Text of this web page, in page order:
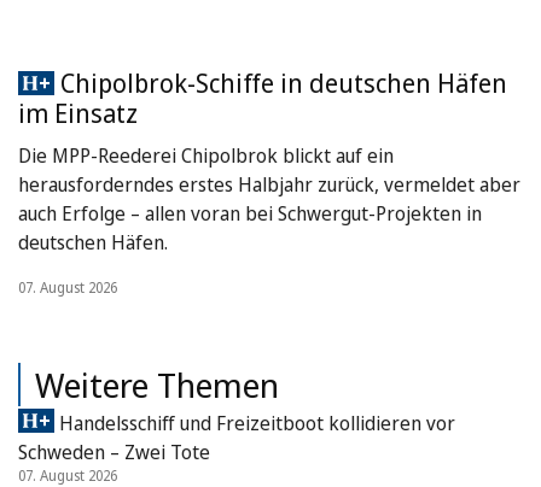
Chipolbrok-Schiffe in deutschen Häfen
im Einsatz
Die MPP-Reederei Chipolbrok blickt auf ein
herausforderndes erstes Halbjahr zurück, vermeldet aber
auch Erfolge – allen voran bei Schwergut-Projekten in
deutschen Häfen.
07. August 2026
Weitere Themen
Handelsschiff und Freizeitboot kollidieren vor
Schweden – Zwei Tote
07. August 2026